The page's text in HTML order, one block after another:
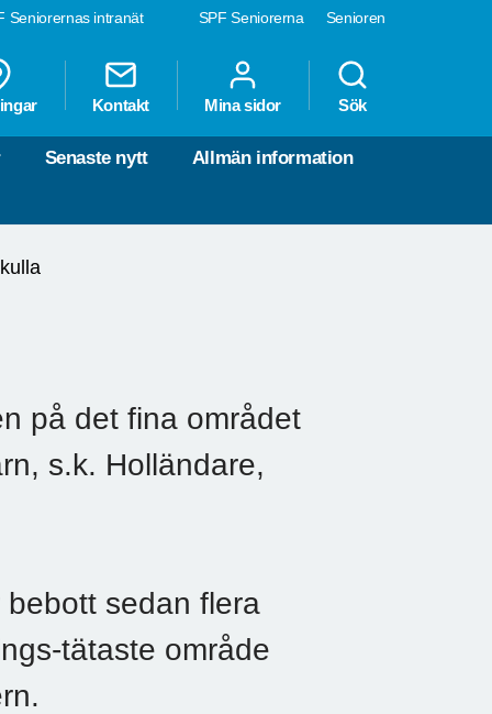
SPF Seniorerna Senioren
Seniorernas intranät
Kontakt Mina sidor Sök
Senaste nytt Allmän information
på det fina området
s.k. Holländare,
sedan flera
tätaste område